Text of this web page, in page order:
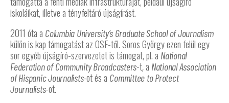
iskoláikat, illetve a tényfeltáró újságírást.
2011 óta a Columbia University’s Graduate School of Journalism
külön is kap támogatást az OSF-től. Soros György ezen felül egy
sor egyéb újságíró-szervezetet is támogat, pl. a National
Federation of Community Broadcasters-t,a National Association
of Hispanic Journalists-ot és a Committee to Protect
Journalists-ot.